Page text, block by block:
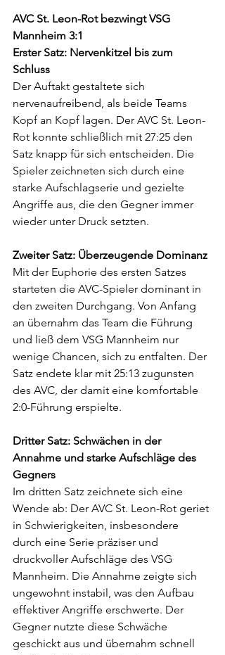
AVC St. Leon-Rot bezwingt VSG
Mannheim 3:1
Erster Satz: Nervenkitzel bis zum
Schluss
Der Auftakt gestaltete sich
nervenaufreibend, als beide Teams
Kopf an Kopf lagen. Der AVC St. Leon-
Rot konnte schließlich mit 27:25 den
Satz knapp für sich entscheiden. Die
Spieler zeichneten sich durch eine
starke Aufschlagserie und gezielte
Angriffe aus, die den Gegner immer
wieder unter Druck setzten.
Zweiter Satz: Überzeugende Dominanz
Mit der Euphorie des ersten Satzes
starteten die AVC-Spieler dominant in
den zweiten Durchgang. Von Anfang
an übernahm das Team die Führung
und ließ dem VSG Mannheim nur
wenige Chancen, sich zu entfalten. Der
Satz endete klar mit 25:13 zugunsten
des AVC, der damit eine komfortable
2:0-Führung erspielte.
Dritter Satz: Schwächen in der
Annahme und starke Aufschläge des
Gegners
Im dritten Satz zeichnete sich eine
Wende ab: Der AVC St. Leon-Rot geriet
in Schwierigkeiten, insbesondere
durch eine Serie präziser und
druckvoller Aufschläge des VSG
Mannheim. Die Annahme zeigte sich
ungewohnt instabil, was den Aufbau
effektiver Angriffe erschwerte. Der
Gegner nutzte diese Schwäche
geschickt aus und übernahm schnell